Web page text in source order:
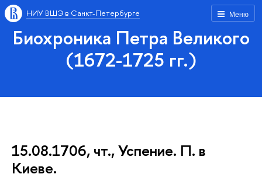
Меню
НИУ ВШЭ в Санкт-Петербурге
Биохроника Петра Великого
(1672-1725 гг.)
15.08.1706, чт., Успение. П. в
Киеве.